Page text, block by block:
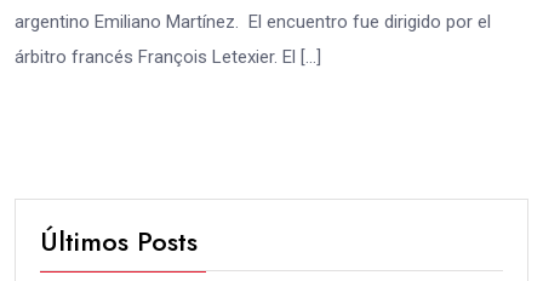
argentino Emiliano Martínez. El encuentro fue dirigido por el
árbitro francés François Letexier. El […]
Últimos Posts